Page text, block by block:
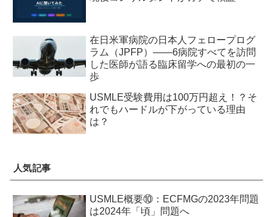
在日米軍病院の日本人フェロープログ
ラム（JPFP）——6病院すべてを訪問
した医師が語る臨床留学への最初の一
歩
USMLE受験費用は100万円超え！？そ
れでもハードルが下がっている理由
は？
人気記事
USMLE概要⑩：ECFMGの2023年問題
は2024年「頃」問題へ